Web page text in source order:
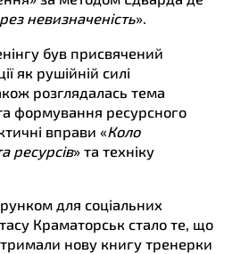
невизначеність».
був присвячений
як рушійній силі
розглядалась тема
формування ресурсного
вправи «Коло
ресурсів» та техніку
для соціальних
Краматорськ стало те, що
нову книгу тренерки